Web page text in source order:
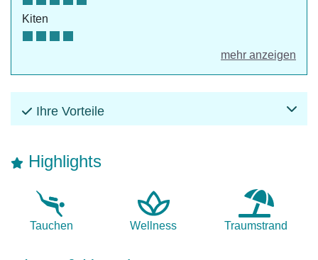
Kiten
mehr anzeigen
Ihre Vorteile
Highlights
Tauchen Wellness Traum­strand